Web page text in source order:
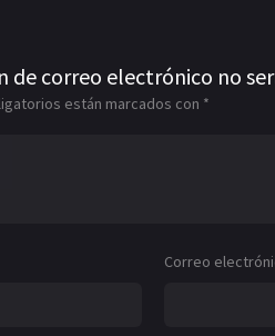
de correo electrónico no
están marcados con *
Correo